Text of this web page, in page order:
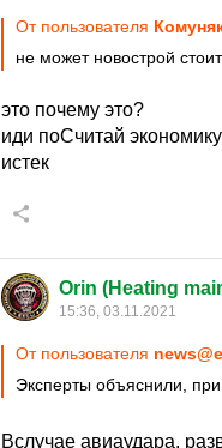
От пользователя
не может новострой
это почему это?
иди поСчитай
истек
Orin (Heating
15:36, 03.11.2021
От пользователя
Эксперты объяснили, при
Вслучае авиаудара,